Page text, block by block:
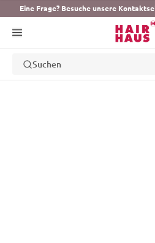
Eine Frage? Besuche unsere
Suchen